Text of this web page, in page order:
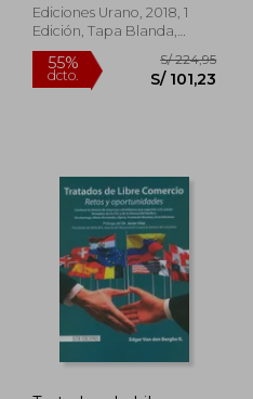
Ediciones Urano, 2018, 1
Edición, Tapa Blanda,
Nuevo
55%
dcto.